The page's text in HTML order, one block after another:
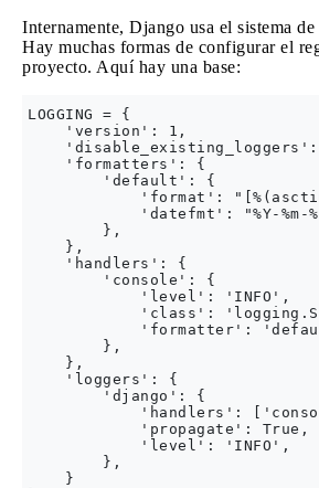
Internamente, Django usa el sistema
Hay muchas formas de configurar el
proyecto. Aquí hay una base:
LOGGING = {
    'version': 1,
    'formatters': {
        'default': {
'format':
'datefmt': "%Y-%m-
        },
    },
    'handlers': {
        'console': {
            'level': 'INFO',
'class':
'formatter':
        },
    },
    'loggers': {
        'django': {
'handlers':
            'propagate': True,
            'level': 'INFO',
        },
    }